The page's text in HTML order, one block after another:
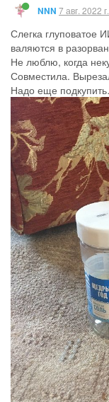
NNN 7 авг. 2022
Слегка глуповатое
валяются в
Не люблю, когда
Совместила.
Надо еще